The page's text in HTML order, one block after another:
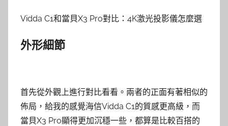
Vidda C1和當貝X3 Pro對比：4K激光投影儀怎麼選
外形細節
首先從外觀上進行對比看看。兩者的正面有著相似的
佈局，給我的感覺海信Vidda C1的質感更高級，而
當貝X3 Pro顯得更加沉穩一些，都算是比較百搭的